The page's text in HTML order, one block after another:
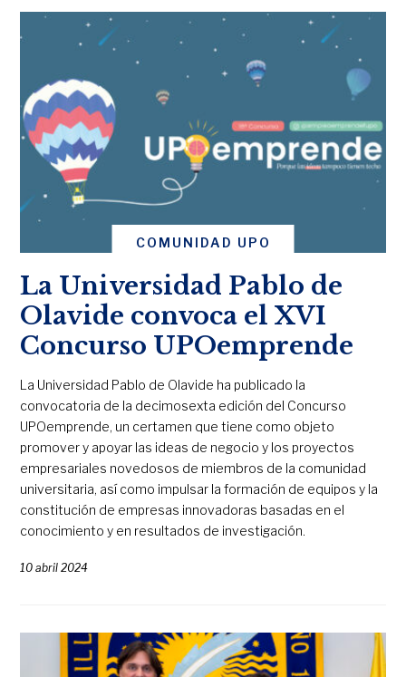
COMUNIDAD UPO
La Universidad Pablo de
Olavide convoca el XVI
Concurso UPOemprende
La Universidad Pablo de Olavide ha publicado la
convocatoria de la decimosexta edición del Concurso
UPOemprende, un certamen que tiene como objeto
promover y apoyar las ideas de negocio y los proyectos
empresariales novedosos de miembros de la comunidad
universitaria, así como impulsar la formación de equipos y la
constitución de empresas innovadoras basadas en el
conocimiento y en resultados de investigación.
10 abril 2024